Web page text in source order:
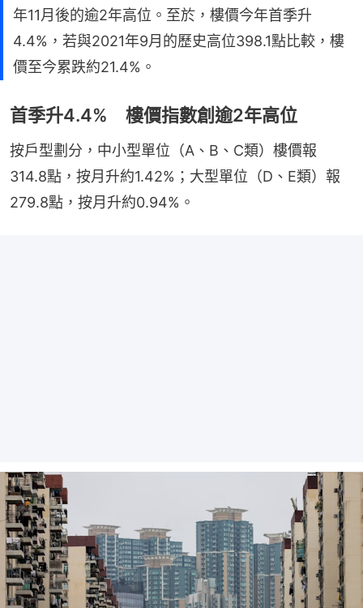
年11月後的逾2年高位。至於，樓價今年首季升
4.4%，若與2021年9月的歷史高位398.1點比較，樓
價至今累跌約21.4%。
首季升4.4% 樓價指數創逾2年高位
按戶型劃分，中小型單位（A、B、C類）樓價報
314.8點，按月升約1.42%；大型單位（D、E類）報
279.8點，按月升約0.94%。